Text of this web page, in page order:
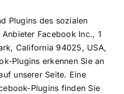
Plugins des sozialen
Facebook Inc., 1
California 94025, USA,
Plugins erkennen Sie an
unserer Seite. Eine
Plugins finden Sie